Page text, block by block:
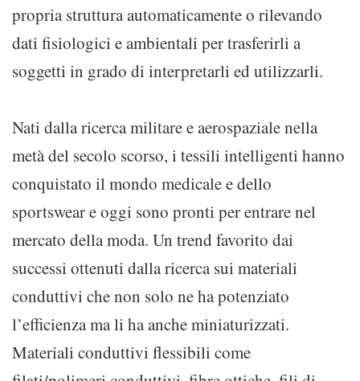
propria struttura automaticamente o rilevando
dati fisiologici e ambientali per trasferirli a
soggetti in grado di interpretarli ed utilizzarli.
Nati dalla ricerca militare e aerospaziale nella
metà del secolo scorso, i tessili intelligenti hanno
conquistato il mondo medicale e dello
sportswear e oggi sono pronti per entrare nel
mercato della moda. Un trend favorito dai
successi ottenuti dalla ricerca sui materiali
conduttivi che non solo ne ha potenziato
l’efficienza ma li ha anche miniaturizzati.
Materiali conduttivi flessibili come